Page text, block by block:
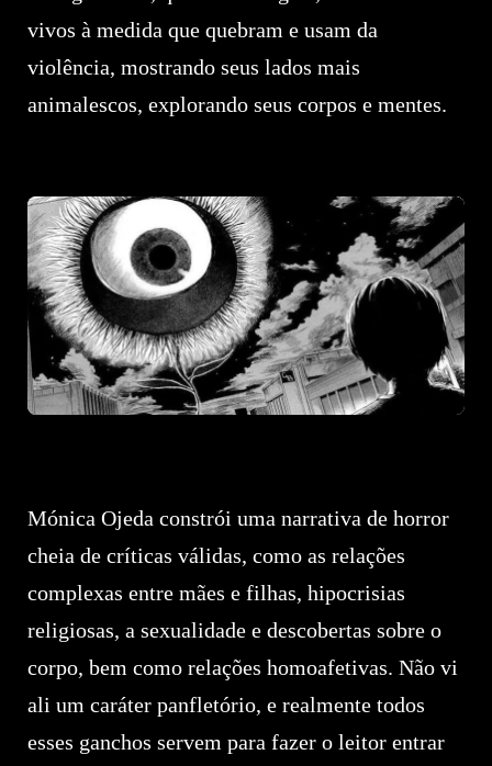
vivos à medida que quebram e usam da
violência, mostrando seus lados mais
animalescos, explorando seus corpos e mentes.
Mónica Ojeda constrói uma narrativa de horror
cheia de críticas válidas, como as relações
complexas entre mães e filhas, hipocrisias
religiosas, a sexualidade e descobertas sobre o
corpo, bem como relações homoafetivas. Não vi
ali um caráter panfletório, e realmente todos
esses ganchos servem para fazer o leitor entrar